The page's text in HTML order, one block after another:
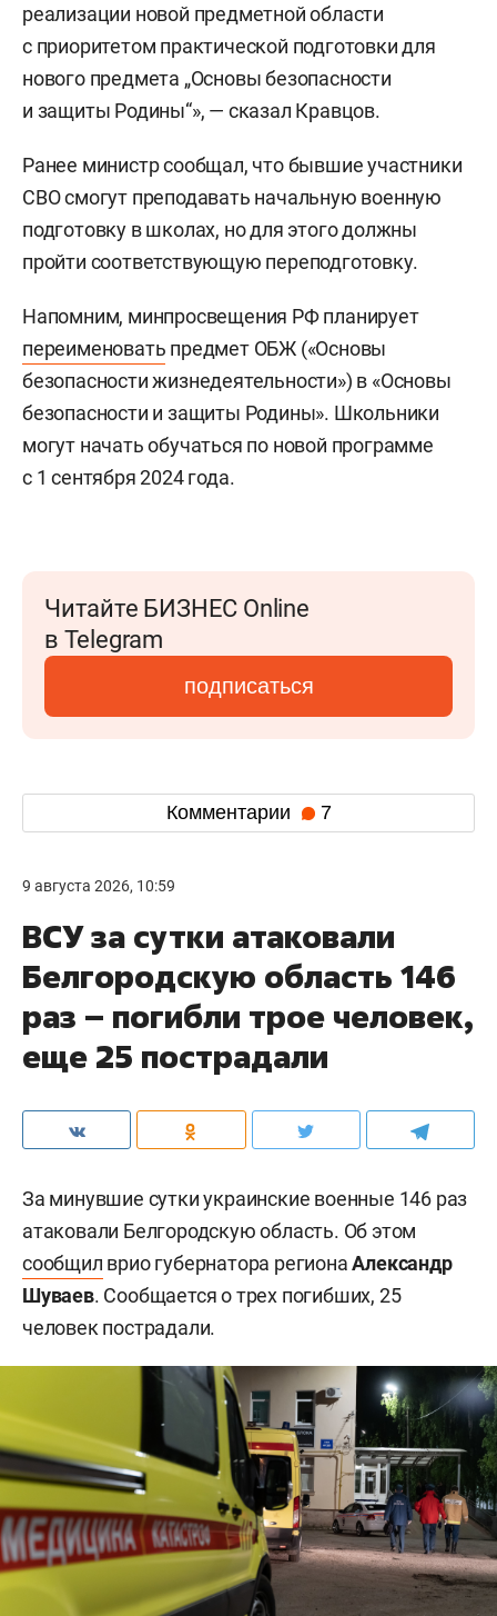
реализации новой предметной области
с приоритетом практической подготовки для
нового предмета „Основы безопасности
и защиты Родины“», — сказал Кравцов.
Ранее министр сообщал, что бывшие участники
СВО смогут преподавать начальную военную
подготовку в школах, но для этого должны
пройти соответствующую переподготовку.
Напомним, минпросвещения РФ планирует
переименовать предмет ОБЖ («Основы
безопасности жизнедеятельности») в «Основы
безопасности и защиты Родины». Школьники
могут начать обучаться по новой программе
с 1 сентября 2024 года.
Читайте БИЗНЕС Online
в Telegram
подписаться
Комментарии 7
9 августа 2026, 10:59
ВСУ за сутки атаковали
Белгородскую область 146
раз – погибли трое человек,
еще 25 пострадали
За минувшие сутки украинские военные 146 раз
атаковали Белгородскую область. Об этом
сообщил врио губернатора регионаАлександр
Шуваев. Сообщается о трех погибших, 25
человек пострадали.